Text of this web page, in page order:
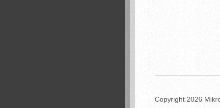
Copyright 2026